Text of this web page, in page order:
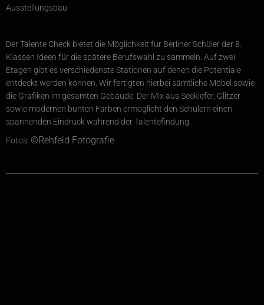
Ausstellungsbau
Der Talente Check bietet die Möglichkeit für Berliner Schüler der 8.
Klassen Ideen für die spätere Berufswahl zu sammeln. Auf zwei
Etagen gibt es verschiedenste Stationen auf denen die Potentiale
entdeckt werden können. Wir fertigten hierbei sämtliche Möbel sowie
die Grafiken im gesamten Gebäude. Der Mix aus Seekiefer, Glitzer
sowie modernen bunten Farben ermöglicht den Schülern einen
spannenden Eindruck während der Talentefindung.
Fotos: ©Rehfeld Fotografie